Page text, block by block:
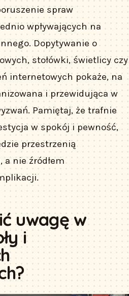
spraw
wpływających na
Dopytywanie o
stołówki, świetlicy czy
internetowych pokaże, na
i przewidująca w
Pamiętaj, że trafnie
w spokój i pewność,
przestrzenią
nie źródłem
uwagę w
i